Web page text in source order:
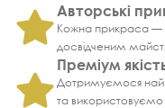
Авторські
Кожна прикраса —
досвідченим
Преміум
Дотримуємося
та